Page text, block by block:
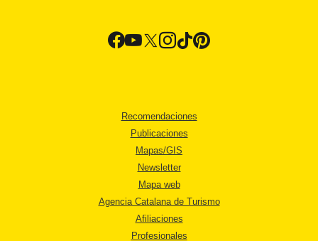
Recomendaciones
Publicaciones
Mapas/GIS
Newsletter
Mapa web
Agencia Catalana de Turismo
Afiliaciones
Profesionales